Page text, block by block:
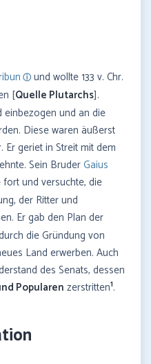
und wollte 133 v. Chr.
[Quelle Plutarchs].
und an die
Diese waren äußerst
geriet in Streit mit dem
Sein BruderGaius
und versuchte, die
der Ritter und
Er gab den Plan der
die Gründung von
Land erwerben. Auch
des Senats, dessen
Popularen zerstritten1.